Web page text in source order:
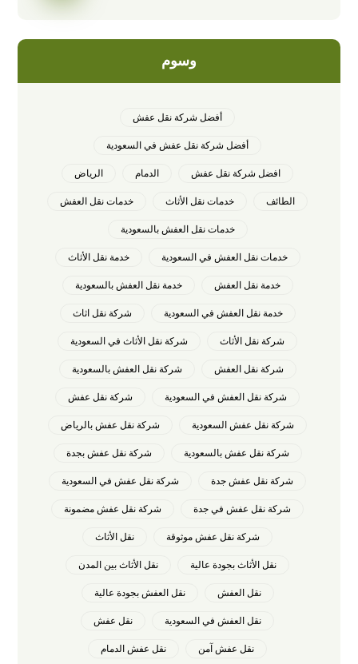
وسوم
أفضل شركة نقل عفش
أفضل شركة نقل عفش في السعودية
افضل شركة نقل عفش الدمام الرياض
الطائف خدمات نقل الأثاث خدمات نقل العفش
خدمات نقل العفش بالسعودية
خدمات نقل العفش في السعودية خدمة نقل الأثاث
خدمة نقل العفش خدمة نقل العفش بالسعودية
خدمة نقل العفش في السعودية شركة نقل اثاث
شركة نقل الأثاث شركة نقل الأثاث في السعودية
شركة نقل العفش شركة نقل العفش بالسعودية
شركة نقل العفش في السعودية شركة نقل عفش
شركة نقل عفش السعودية شركة نقل عفش بالرياض
شركة نقل عفش بالسعودية شركة نقل عفش بجدة
شركة نقل عفش جدة شركة نقل عفش في السعودية
شركة نقل عفش في جدة شركة نقل عفش مضمونة
شركة نقل عفش موثوقة نقل الأثاث
نقل الأثاث بجودة عالية نقل الأثاث بين المدن
نقل العفش نقل العفش بجودة عالية
نقل العفش في السعودية نقل عفش
نقل عفش آمن نقل عفش الدمام